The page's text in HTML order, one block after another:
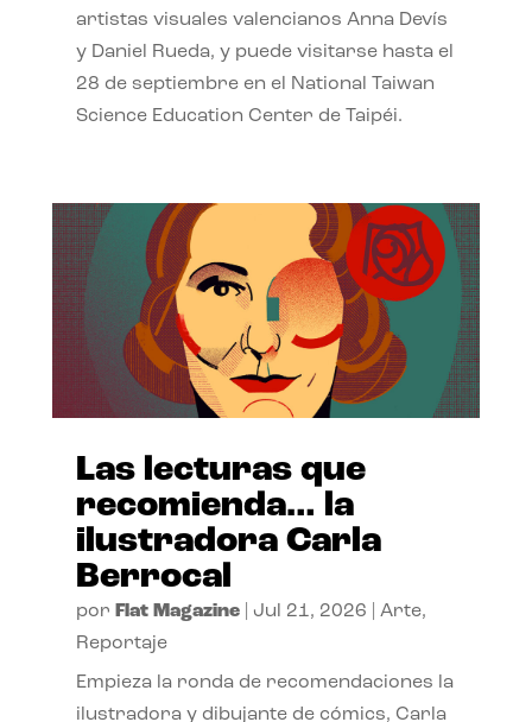
artistas visuales valencianos Anna Devís
y Daniel Rueda, y puede visitarse hasta el
28 de septiembre en el National Taiwan
Science Education Center de Taipéi.
Las lecturas que
recomienda… la
ilustradora Carla
Berrocal
por Flat Magazine| Jul 21, 2026 Arte,
Reportaje
Empieza la ronda de recomendaciones la
ilustradora y dibujante de cómics, Carla